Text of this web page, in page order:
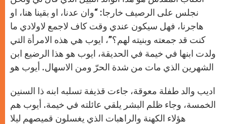
نجلس على الرصيف خارجا: “وان عدنا، او بقينا هنا، او
هاجرنا، فهل سيكون عندي وقت كاف لاجمع لاولادي ما
كنت قد جمعته وبنيته لهم؟”، ايوب هي هذه الامرأة التي
ولدت ابنها في خيمة في الحديقة، ايوب هو هذا الرضيع ابن
الشهرين الذي مات من شدة الحرّ ومن الاسهال. أيوب هو
اديب والد طفلة معوقة، جاءت قذيفة تسلبه ابنه ذا السنين
الخمسة، وجاء ظلم البشر يلقي عائلته في خيمة. أيوب هم
هؤلاء الكهنة والراهبات الذي يغسلون قميصهم ليلا